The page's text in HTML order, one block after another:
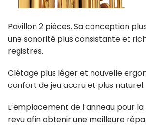
Pavillon 2 pièces. Sa conception
une sonorité plus consistante et
registres.
Clétage plus léger et nouvelle
confort de jeu accru et plus naturel.
L’emplacement de l’anneau pour
revu afin obtenir une meilleure